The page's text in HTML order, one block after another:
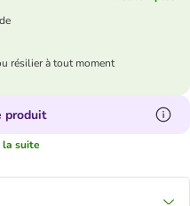
résilier à tout moment
produit
la suite